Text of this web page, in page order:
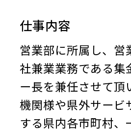
仕事内容
営業部に所属し、営
社兼業業務である集
ー長を兼任させて頂
機関様や県外サービ
する県内各市町村